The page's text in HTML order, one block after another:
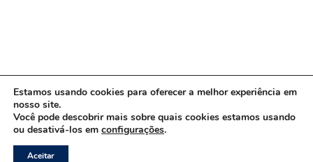
Copyright © 2026 www.ACORDA DF
Estamos usando cookies para oferecer a melhor experiência em
nosso site.
Você pode descobrir mais sobre quais cookies estamos usando
ou desativá-los em configurações.
Aceitar